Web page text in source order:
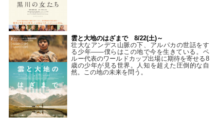
雲と大地のはざまで 8/22(土)～
壮大なアンデス山脈の下、アルパカの世話をす
る少年――僕らはこの地で今を生きている。ペ
ルー代表のワールドカップ出場に期待を寄せる8
歳の少年が見る世界。人知を超えた圧倒的な自
然。この地の未来を問う。